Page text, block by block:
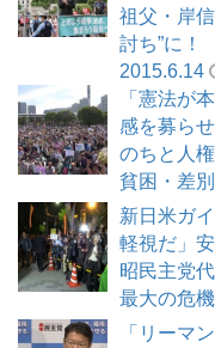
祖父・岸
討ち”に！
2015.6.14
「憲法が
感を募ら
のちと人
貧困・差
新日米ガ
軽視だ」
昭民主党
最大の危
「リーマ